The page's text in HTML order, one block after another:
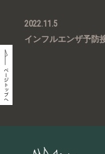
2022.11.5
インフルエンザ予防